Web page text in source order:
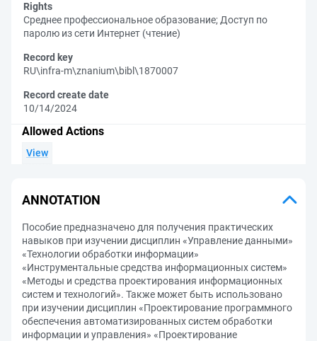
Rights
Среднее профессиональное образование; Доступ по
паролю из сети Интернет (чтение)
Record key
RU\infra-m\znanium\bibl\1870007
Record create date
10/14/2024
Allowed Actions
View
ANNOTATION
Пособие предназначено для получения практических
навыков при изучении дисциплин «Управление данными»
«Технологии обработки информации»
«Инструментальные средства информационных систем»
«Методы и средства проектирования информационных
систем и технологий». Также может быть использовано
при изучении дисциплин «Проектирование программного
обеспечения автоматизированных систем обработки
информации и управления» «Проектирование